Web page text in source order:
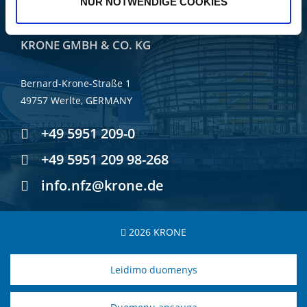
FAHRZEUGWERK BERNARD
KRONE GMBH & CO. KG
Bernard-Krone-Straße 1
49757 Werlte, GERMANY
+49 5951 209-0
+49 5951 209 98-268
info.nfz@krone.de
2026 KRONE
Leidimo duomenys